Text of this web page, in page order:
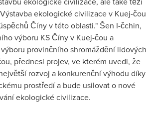
ekologické civilizace v Kuej-čou
Číny v této oblasti." Šen I-čchin,
výboru KS Číny v Kuej-čou a
provinčního shromáždění lidových
přednesl projev, ve kterém uvedl, že
rozvoj a konkurenční výhodu díky
prostředí a bude usilovat o nové
ekologické civilizace.